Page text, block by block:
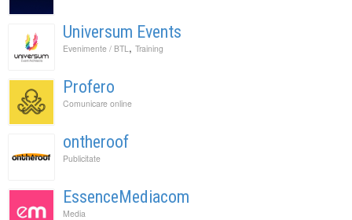
Universum Events
Evenimente / BTL , Training
Profero
Comunicare online
ontheroof
Publicitate
EssenceMediacom
Media